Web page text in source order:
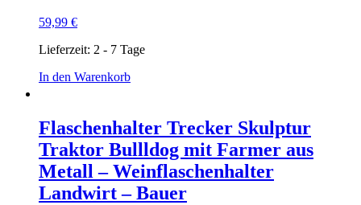
59,99 €
Lieferzeit: 2 - 7 Tage
In den Warenkorb
Flaschenhalter Trecker Skulptur
Traktor Bullldog mit Farmer aus
Metall – Weinflaschenhalter
Landwirt – Bauer